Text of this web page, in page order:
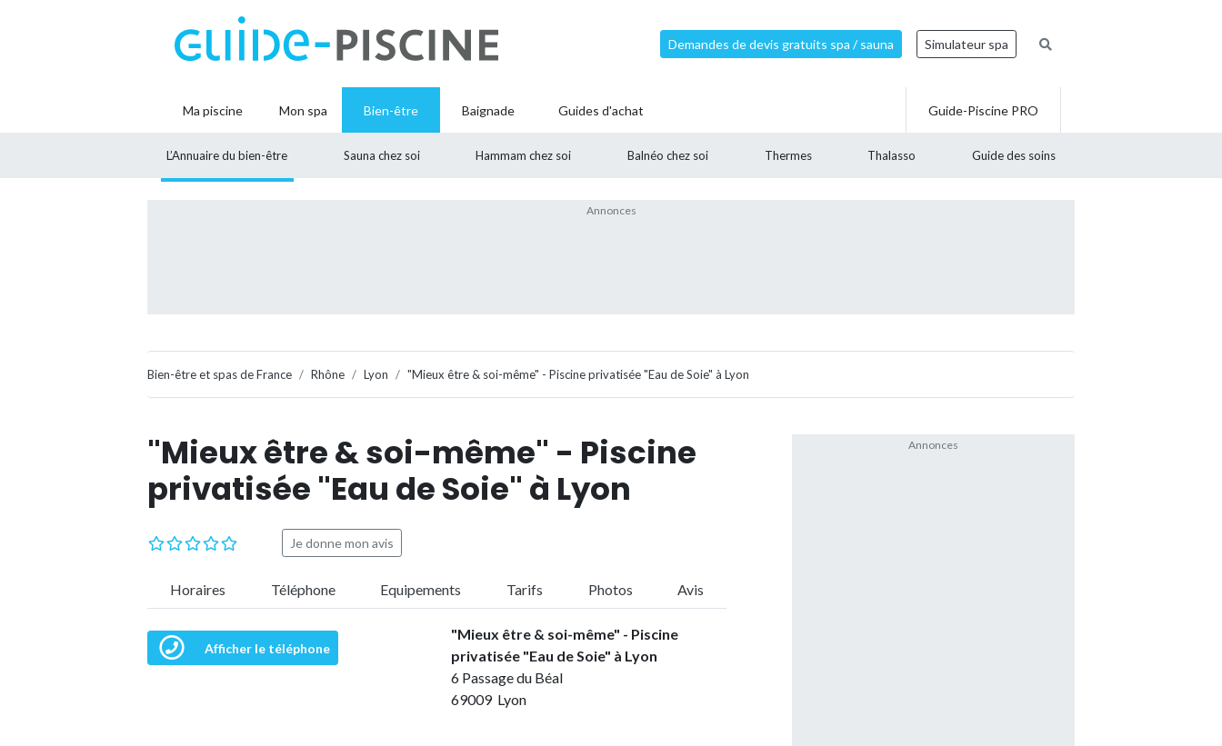
Demandes de devis gratuits spa / sauna Simulateur spa
Ma piscine Mon spa Bien-être
L’Annuaire du bien-être Sauna chez soi Hammam chez soi Balnéo chez soi Thermes Thalasso Guide des soins
Baignade Guides d'achat Guide-Piscine PRO
Bien-être et spas de France Rhône Lyon "Mieux être & soi-même" - Piscine privatisée "Eau de Soie" à Lyon
"Mieux être & soi-même" - Piscine
privatisée "Eau de Soie" à Lyon
Je donne mon avis
Horaires Téléphone Equipements Tarifs Photos Avis
Afficher le téléphone
"Mieux être & soi-même" - Piscine
privatisée "Eau de Soie" à Lyon
6 Passage du Béal
69009 Lyon